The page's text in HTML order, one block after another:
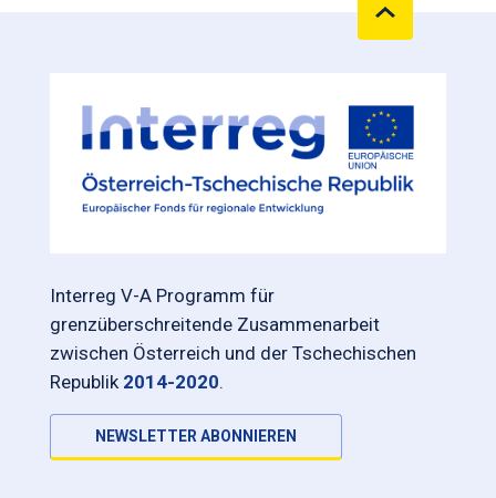
Interreg V-A Programm für
grenzüberschreitende Zusammenarbeit
zwischen Österreich und der Tschechischen
Republik 2014-2020.
NEWSLETTER ABONNIEREN